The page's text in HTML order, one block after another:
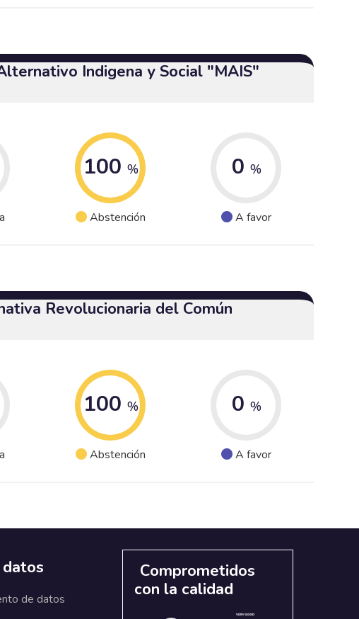
Indigena y Social "MAIS"
100 %
Abstención
0 %
A favor
Revolucionaria del Común
100 %
Abstención
0 %
A favor
de datos
Comprometidos
con la calidad